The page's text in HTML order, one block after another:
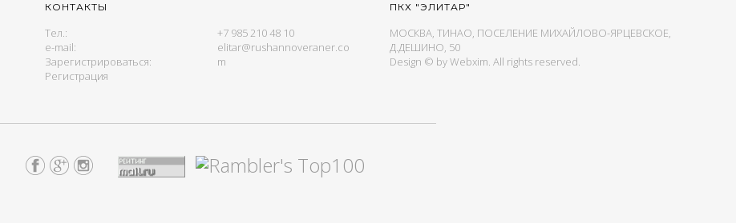
КОНТАКТЫ
Тел.:
e-mail:
Зарегистрироваться:
+7 985 210 48 10
elitar@rushannoveraner.co
m
Регистрация
ПКХ "ЭЛИТАР"
МОСКВА, ТИНАО, ПОСЕЛЕНИЕ МИХАЙЛОВО-ЯРЦЕВСКОЕ,
Д.ДЕШИНО, 50
Design © byWebxim. All rights reserved.